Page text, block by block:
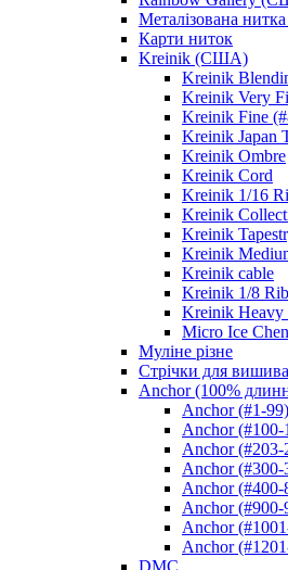
Металізована
Карти ниток
Kreinik (США)
Kreinik
Kreinik Very
Kreinik Fine
Kreinik Japan
Kreinik Ombre
Kreinik Cord
Kreinik 1/16
Kreinik
Kreinik
Kreinik
Kreinik cable
Kreinik 1/8
Kreinik Heavy
Micro Ice
Муліне різне
Стрічки для
Anchor (100%
Anchor (#1-99)
Anchor (#100-
Anchor (#203-
Anchor (#300-
Anchor (#400-
Anchor (#900-
Anchor
Anchor
DMC